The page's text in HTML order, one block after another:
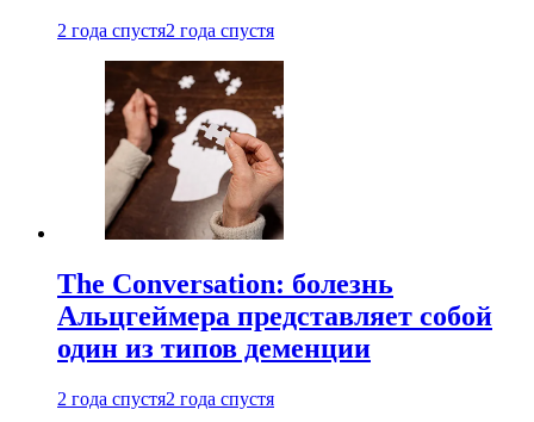
2 года спустя2 года спустя
The Conversation: болезнь
Альцгеймера представляет собой
один из типов деменции
2 года спустя2 года спустя